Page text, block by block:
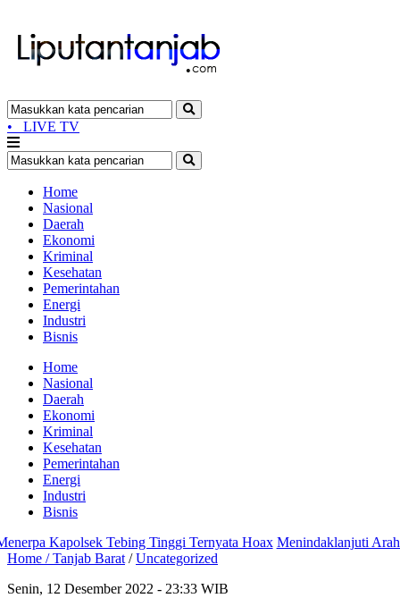
• LIVE TV
Home
Nasional
Daerah
Ekonomi
Kriminal
Kesehatan
Pemerintahan
Energi
Industri
Bisnis
Home
Nasional
Daerah
Ekonomi
Kriminal
Kesehatan
Pemerintahan
Energi
Industri
Bisnis
Kapolsek Tebing Tinggi Ternyata Hoax Menindaklanjuti Arahan
Home /Tanjab Barat /Uncategorized
Senin, 12 Desember 2022 - 23:33 WIB